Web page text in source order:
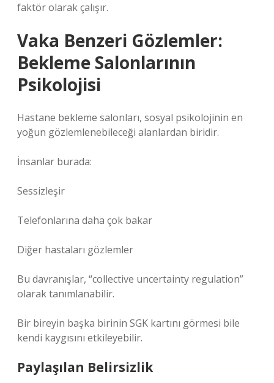
faktör olarak çalışır.
Vaka Benzeri Gözlemler:
Bekleme Salonlarının
Psikolojisi
Hastane bekleme salonları, sosyal psikolojinin en
yoğun gözlemlenebileceği alanlardan biridir.
İnsanlar burada:
Sessizleşir
Telefonlarına daha çok bakar
Diğer hastaları gözlemler
Bu davranışlar, “collective uncertainty regulation”
olarak tanımlanabilir.
Bir bireyin başka birinin SGK kartını görmesi bile
kendi kaygısını etkileyebilir.
Paylaşılan Belirsizlik